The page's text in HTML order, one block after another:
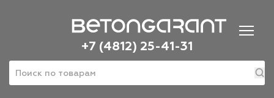
+7 (4812) 25-41-31